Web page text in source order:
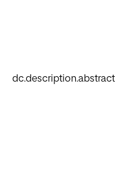
dc.description.abstract